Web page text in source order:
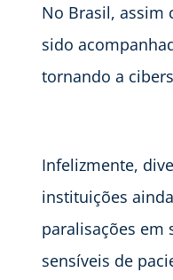
No Brasil, assim
sido
tornando a
Infelizmente,
instituições
paralisações em
sensíveis de